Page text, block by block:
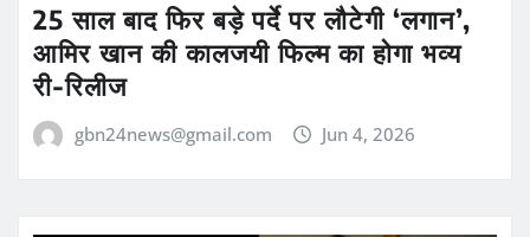
25 साल बाद फिर बड़े पर्दे पर लौटेगी ‘लगान’,
आमिर खान की कालजयी फिल्म का होगा भव्य
री-रिलीज
gbn24news@gmail.com Jun 4, 2026